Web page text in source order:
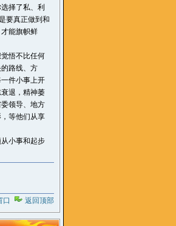
择了私、利
要真正做到和
能旗帜鲜
悟不比任何
路线、方
件小事上开
退，精神萎
领导、地方
等他们从享
小事和起步
口 返回顶部